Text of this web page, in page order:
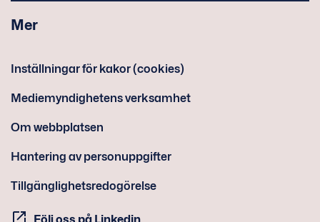
Mer
Inställningar för kakor (cookies)
Mediemyndighetens verksamhet
Om webbplatsen
Hantering av personuppgifter
Tillgänglighetsredogörelse